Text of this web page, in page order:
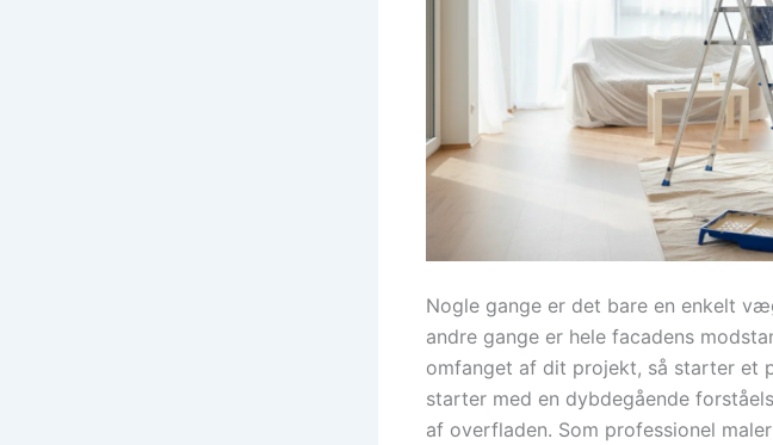
Nogle gange er det bare en enkelt
andre gange er hele facadens
omfanget af dit projekt, så starter et
starter med en dybdegående
af overfladen. Som professionel